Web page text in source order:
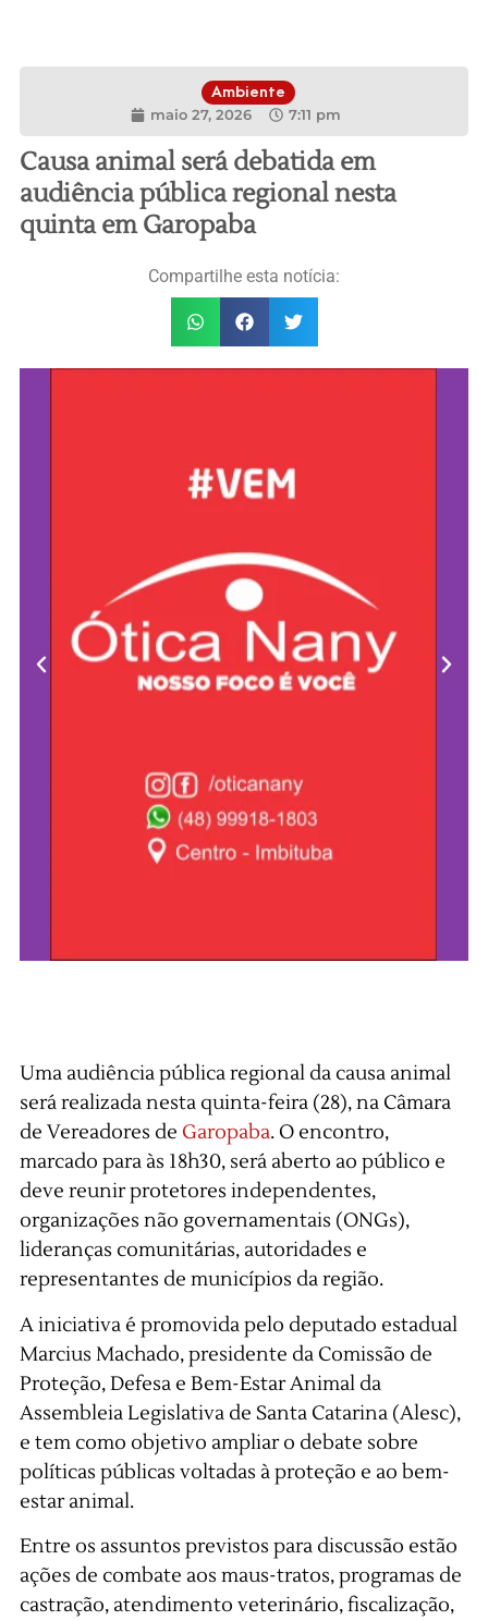
Ambiente
maio 27, 2026 7:11 pm
Causa animal será debatida em
audiência pública regional nesta
quinta em Garopaba
Compartilhe esta notícia:
Uma audiência pública regional da causa animal
será realizada nesta quinta-feira (28), na Câmara
de Vereadores de Garopaba. O encontro,
marcado para às 18h30, será aberto ao público e
deve reunir protetores independentes,
organizações não governamentais (ONGs),
lideranças comunitárias, autoridades e
representantes de municípios da região.
A iniciativa é promovida pelo deputado estadual
Marcius Machado, presidente da Comissão de
Proteção, Defesa e Bem-Estar Animal da
Assembleia Legislativa de Santa Catarina (Alesc),
e tem como objetivo ampliar o debate sobre
políticas públicas voltadas à proteção e ao bem-
estar animal.
Entre os assuntos previstos para discussão estão
ações de combate aos maus-tratos, programas de
castração, atendimento veterinário, fiscalização,